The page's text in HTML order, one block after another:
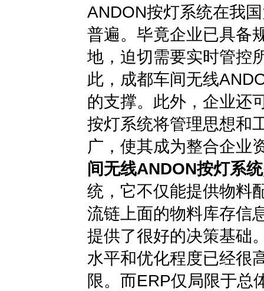
ANDON按灯系统在我
普遍。毕竟企业已具备
地，迫切需要实时管控
此，成都车间无线
的支撑。此外，企业还
按灯系统将管理思想和
广，使其成为整合企业
间无线ANDON按灯系统
统，它不仅能提供物料
流链上面的物料库存信
提供了很好的决策基础
水平和优化程度已经很
限。而ERP仅局限于总